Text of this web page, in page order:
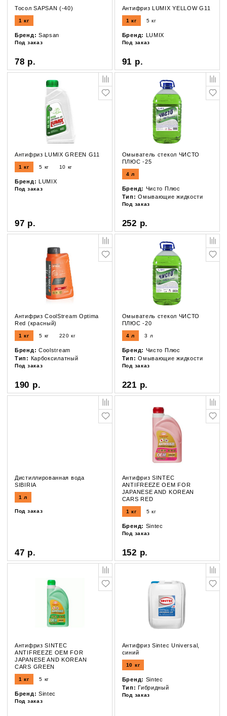
Тосол SAPSAN (-40)
1 кг
Бренд: Sapsan
Под заказ
78 р.
Антифриз LUMIX YELLOW G11
1 кг 5 кг
Бренд: LUMIX
Под заказ
91 р.
Антифриз LUMIX GREEN G11
1 кг 5 кг 10 кг
Бренд: LUMIX
Под заказ
97 р.
Омыватель стекол ЧИСТО
ПЛЮС -25
4 л
Бренд: Чисто Плюс
Тип: Омывающие жидкости
Под заказ
252 р.
Антифриз CoolStream Optima
Red (красный)
1 кг 5 кг 220 кг
Бренд: Coolstream
Тип: Карбоксилатный
Под заказ
190 р.
Омыватель стекол ЧИСТО
ПЛЮС -20
4 л 3 л
Бренд: Чисто Плюс
Тип: Омывающие жидкости
Под заказ
221 р.
Дистиллированная вода
SIBIRIA
1 л
Под заказ
47 р.
Антифриз SINTEC
ANTIFREEZE ОЕМ FOR
JAPANESE AND KOREAN
CARS RED
1 кг 5 кг
Бренд: Sintec
Под заказ
152 р.
Антифриз SINTEC
ANTIFREEZE ОЕМ FOR
JAPANESE AND KOREAN
CARS GREEN
1 кг 5 кг
Бренд: Sintec
Под заказ
Антифриз Sintec Universal,
синий
10 кг
Бренд: Sintec
Тип: Гибридный
Под заказ